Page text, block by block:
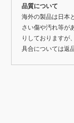
品質について
海外の製品は日本
さい傷や汚れ等が
りしておりますが
具合については返